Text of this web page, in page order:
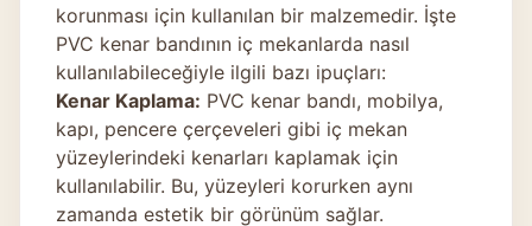
korunması için kullanılan bir malzemedir. İşte
PVC kenar bandının iç mekanlarda nasıl
kullanılabileceğiyle ilgili bazı ipuçları:
Kenar Kaplama: PVC kenar bandı, mobilya,
kapı, pencere çerçeveleri gibi iç mekan
yüzeylerindeki kenarları kaplamak için
kullanılabilir. Bu, yüzeyleri korurken aynı
zamanda estetik bir görünüm sağlar.